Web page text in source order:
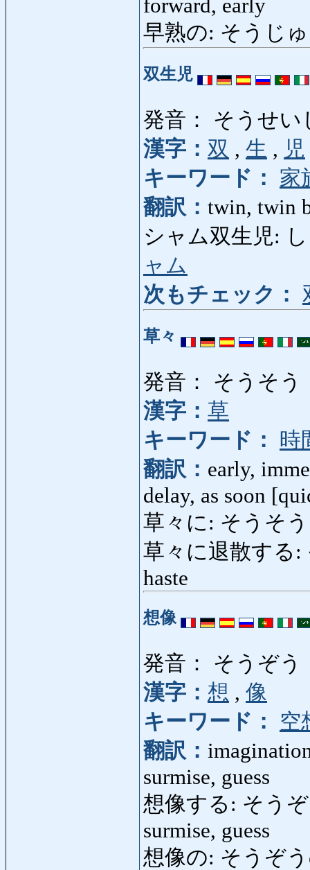
forward, early
早熟の: そうじ
双生児
発音： そうせい
漢字： 双 , 生 , 児
キーワード：
家
翻訳： twin, twin
シャム双生児:
ャム
次もチェック：
草々
発音： そうそう
漢字： 草
キーワード：
時
翻訳： early,
delay, as soon
草々に: そうそ
草々に退散する:
haste
想像
発音： そうぞう
漢字： 想 , 像
キーワード：
空
翻訳：
surmise, guess
想像する: そうぞ
surmise, guess
想像の: そうぞう